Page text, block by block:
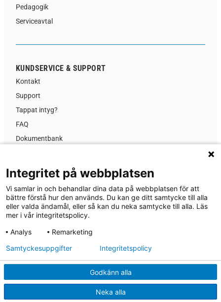
Pedagogik
Serviceavtal
KUNDSERVICE & SUPPORT
Kontakt
Support
Tappat intyg?
FAQ
Dokumentbank
GDPR
Nyheter
Om MA-system Utbildning
® 2026 MA-system Utbildning
Dataskyddspolicy
Integritet på webbplatsen
Vi samlar in och behandlar dina data på webbplatsen för att
bättre förstå hur den används. Du kan ge ditt samtycke till alla
eller valda ändamål, eller så kan du neka samtycke till alla. Läs
mer i vår integritetspolicy.
Analys
Remarketing
Godkänn alla
Neka alla
Samtyckesuppgifter Integritetspolicy